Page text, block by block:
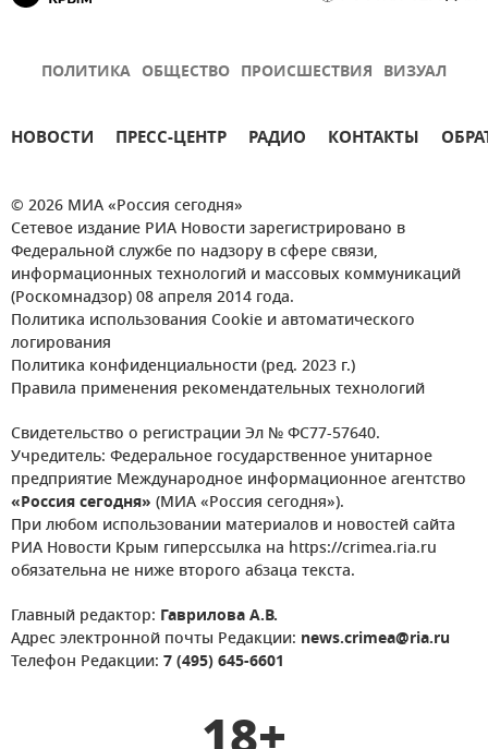
ПОЛИТИКА ОБЩЕСТВО ПРОИСШЕСТВИЯ ВИЗУАЛ
НОВОСТИ ПРЕСС-ЦЕНТР РАДИО КОНТАКТЫ
© 2026 МИА «Россия сегодня»
Сетевое издание РИА Новости зарегистрировано в
Федеральной службе по надзору в сфере связи,
информационных технологий и массовых коммуникаций
(Роскомнадзор) 08 апреля 2014 года.
Политика использования Cookie и автоматического
логирования
Политика конфиденциальности (ред. 2023 г.)
Правила применения рекомендательных технологий
Свидетельство о регистрации Эл № ФС77-57640.
Учредитель: Федеральное государственное унитарное
предприятие Международное информационное агентство
«Россия сегодня» (МИА «Россия сегодня»).
При любом использовании материалов и новостей сайта
РИА Новости Крым гиперссылка на https://crimea.ria.ru
обязательна не ниже второго абзаца текста.
Главный редактор: Гаврилова А.В.
Адрес электронной почты Редакции: news.crimea@ria.ru
Телефон Редакции: 7 (495) 645-6601